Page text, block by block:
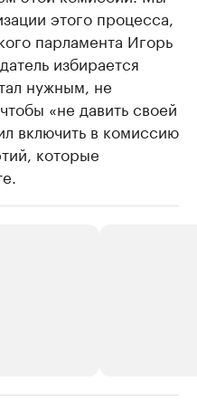
этого процесса,
парламента Игорь
избирается
нужным, не
«не давить своей
включить в комиссию
которые